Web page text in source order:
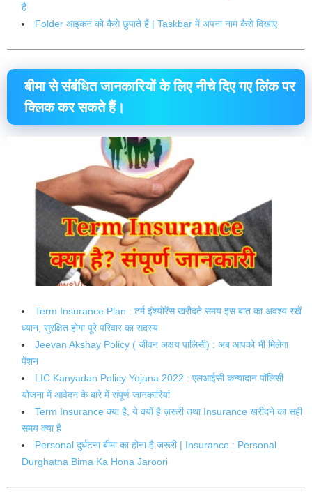
हैं
Folder आइकन को कैसे छुपाते हैं | Taskbar में अपना नाम कैसे दिखाए
बीमासे संबंधितजानकारियोंके लिएनीचेदिए गएलिंकपर
क्लिककर सकते हैं।
Term Insurance Plan : टर्म इंश्योरेंस खरीदते समय इस बात का अवश्य रखें
ध्यान, सुरक्षित होगा पूरे परिवार का सदस्य
Jeevan Akshay Policy ( जीवन अक्षय पालिसी) : अब आपको भी मिलेगा
पेंशन
LIC Kanyadan Policy Yojana 2022 : एलआईसी कन्यादान पॉलिसी
योजना में आवेदन के बारे में संपूर्ण जानकारियां
Term Insurance क्या है, ये क्यों है ज़रूरी तथा Insurance खरीदने का सही
समय क्या है
Personal दुर्घटना बीमा का होना है जरूरी | Insurance : Personal
Durghatna Bima Ka Hona Jaroori